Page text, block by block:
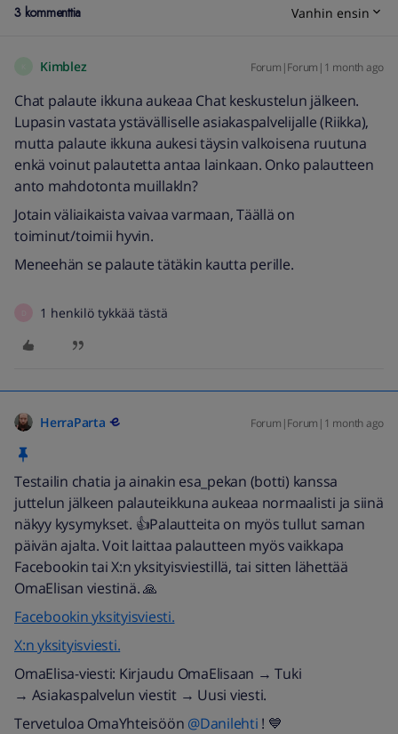
3 kommenttia Vanhin ensin
Kimblez Forum|Forum|1 month ago
Chat palaute ikkuna aukeaa Chat keskustelun jälkeen.
Lupasin vastata ystävälliselle asiakaspalvelijalle (Riikka),
mutta palaute ikkuna aukesi täysin valkoisena ruutuna
enkä voinut palautetta antaa lainkaan. Onko palautteen
anto mahdotonta muillakln?
Jotain väliaikaista vaivaa varmaan, Täällä on
toiminut/toimii hyvin.
Meneehän se palaute tätäkin kautta perille.
1 henkilö tykkää tästä
HerraParta Forum|Forum|1 month ago
Testailin chatia ja ainakin esa_pekan (botti) kanssa
juttelun jälkeen palauteikkuna aukeaa normaalisti ja siinä
näkyy kysymykset. 👍Palautteita on myös tullut saman
päivän ajalta. Voit laittaa palautteen myös vaikkapa
Facebookin tai X:n yksityisviestillä, tai sitten lähettää
OmaElisan viestinä. 🙏
Facebookin yksityisviesti.
X:n yksityisviesti.
OmaElisa-viesti: Kirjaudu OmaElisaan → Tuki
→ Asiakaspalvelun viestit → Uusi viesti.
Tervetuloa OmaYhteisöön ​ @Danilehti ! 💙